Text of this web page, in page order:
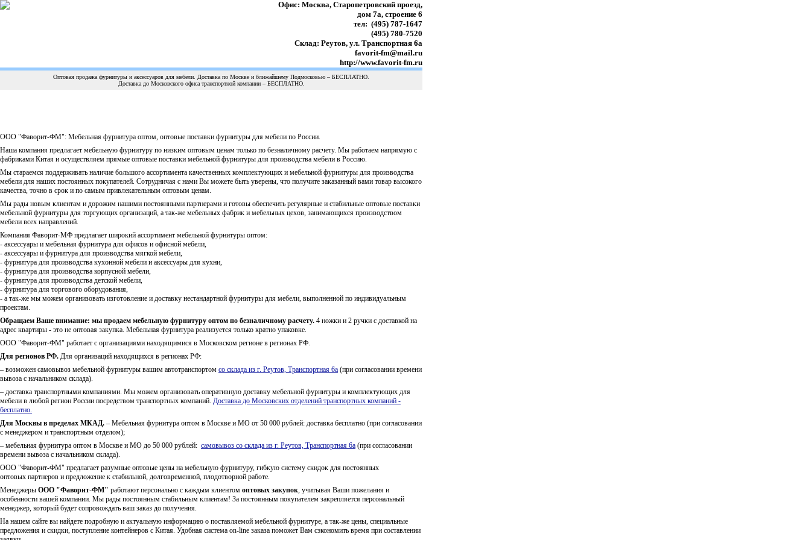
Офис: Москва, Старопетровский проезд,
дом 7а, строение 6
тел: (495) 787-1647
(495) 780-7520
Склад: Реутов, ул. Транспортная 6а
favorit-fm@mail.ru
http://www.favorit-fm.ru
Оптовая продажа фурнитуры и аксессуаров для мебели. Доставка по Москве и ближайшему Подмосковью – БЕСПЛАТНО.
Доставка до Московского офиса транспортной компании – БЕСПЛАТНО.
ООО "Фаворит-ФМ": Мебельная фурнитура оптом, оптовые поставки фурнитуры для мебели по России.
Наша компания предлагает мебельную фурнитуру по низким оптовым ценам только по безналичному расчету. Мы работаем напрямую с
фабриками Китая и осуществляем прямые оптовые поставки мебельной фурнитуры для производства мебели в Россию.
Мы стараемся поддерживать наличие большого ассортимента качественных комплектующих и мебельной фурнитуры для производства
мебели для наших постоянных покупателей. Сотрудничая с нами Вы можете быть уверены, что получите заказанный вами товар высокого
качества, точно в срок и по самым привлекательным оптовым ценам.
Мы рады новым клиентам и дорожим нашими постоянными партнерами и готовы обеспечить регулярные и стабильные оптовые поставки
мебельной фурнитуры для торгующих организаций, а так-же мебельных фабрик и мебельных цехов, занимающихся производством
мебели всех направлений.
Компания Фаворит-МФ предлагает широкий ассортимент мебельной фурнитуры оптом:
- аксессуары и мебельная фурнитура для офисов и офисной мебели,
- аксессуары и фурнитура для производства мягкой мебели,
- фурнитура для производства кухонной мебели и аксессуары для кухни,
- фурнитура для производства корпусной мебели,
- фурнитура для производства детской мебели,
- фурнитура для торгового оборудования,
- а так-же мы можем организовать изготовление и доставку нестандартной фурнитуры для мебели, выполненной по индивидуальным
проектам.
Обращаем Ваше внимание: мы продаем мебельную фурнитуру оптом по безналичному расчету. 4 ножки и 2 ручки с доставкой на
адрес квартиры - это не оптовая закупка. Мебельная фурнитура реализуется только кратно упаковке.
ООО "Фаворит-ФМ" работает с организациями находящимися в Московском регионе в регионах РФ.
Для регионов РФ. Для организаций находящихся в регионах РФ:
– возможен самовывоз мебельной фурнитуры вашим автотранспортом со склада из г. Реутов, Транспортная 6а (при согласовании времени
вывоза с начальником склада).
– доставка транспортными компаниями. Мы можем организовать оперативную доставку мебельной фурнитуры и комплектующих для
мебели в любой регион России посредством транспортных компаний. Доставка до Московских отделений транспортных компаний -
бесплатно.
Для Москвы в пределах МКАД. – Мебельная фурнитура оптом в Москве и МО от 50 000 рублей: доставка бесплатно (при согласовании
с менеджером и транспортным отделом);
– мебельная фурнитура оптом в Москве и МО до 50 000 рублей: самовывоз со склада из г. Реутов, Транспортная 6а (при согласовании
времени вывоза с начальником склада).
ООО "Фаворит-ФМ" предлагает разумные оптовые цены на мебельную фурнитуру, гибкую систему скидок для постоянных
оптовых партнеров и предложение к стабильной, долговременной, плодотворной работе.
Менеджеры ООО "Фаворит-ФМ" работают персонально с каждым клиентом оптовых закупок, учитывая Ваши пожелания и
особенности вашей компании. Мы рады постоянным стабильным клиентам! За постоянным покупателем закрепляется персональный
менеджер, который будет сопровождать ваш заказ до получения.
На нашем сайте вы найдете подробную и актуальную информацию о поставляемой мебельной фурнитуре, а так-же цены, специальные
предложения и скидки, поступление контейнеров с Китая. Удобная система on-line заказа поможет Вам сэкономить время при составлении